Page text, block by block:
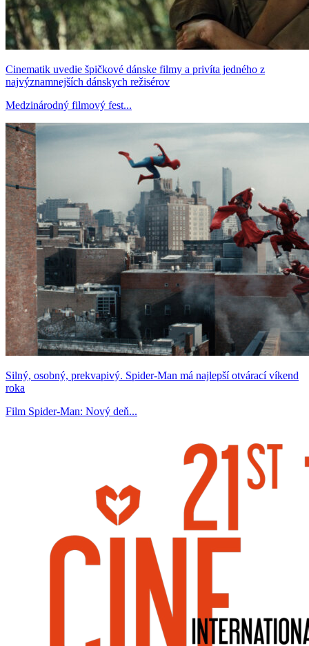
Cinematik uvedie špičkové dánske filmy a privíta jedného z
najvýznamnejších dánskych režisérov
Medzinárodný filmový fest...
Silný, osobný, prekvapivý. Spider-Man má najlepší otvárací víkend
roka
Film Spider-Man: Nový deň...